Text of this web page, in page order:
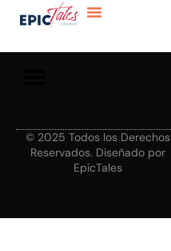
© 2025 Todos los Derechos
Reservados. Diseñado por
EpicTales